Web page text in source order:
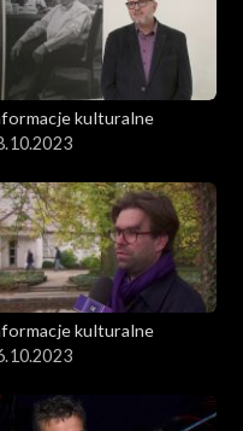
kulturalne
kulturalne